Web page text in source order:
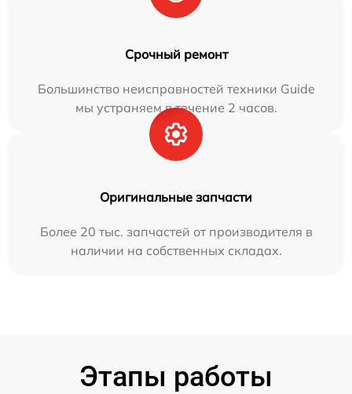
Срочный ремонт
Большинство неисправностей техники Guide
мы устраняем в течение 2 часов.
Оригинальные запчасти
Более 20 тыс. запчастей от производителя в
наличии на собственных складах.
Этапы работы